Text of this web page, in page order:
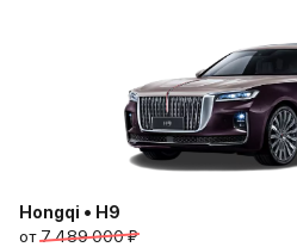
Hongqi • H9
от7 489 000 ₽